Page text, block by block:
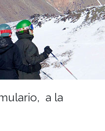
a la